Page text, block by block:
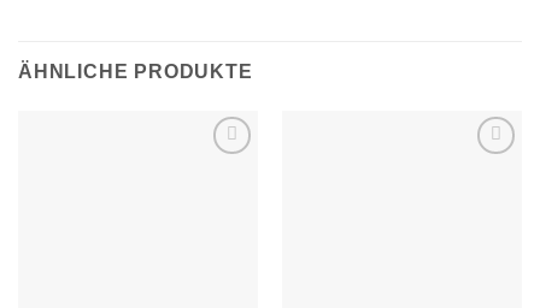
ÄHNLICHE PRODUKTE